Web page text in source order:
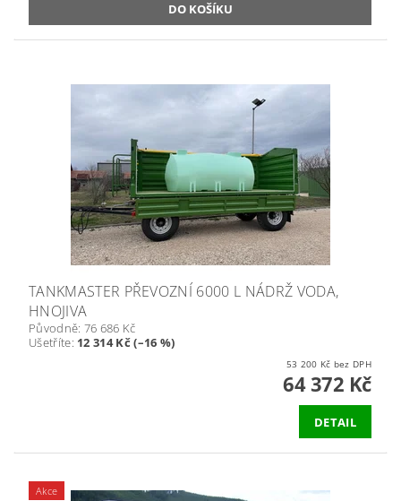
TANKMASTER PŘEVOZNÍ 6000 L NÁDRŽ VODA,
HNOJIVA
Původně: 76 686 Kč
Ušetříte: 12 314 Kč (–16 %)
53 200 Kč bez DPH
64 372 Kč
DETAIL
Akce